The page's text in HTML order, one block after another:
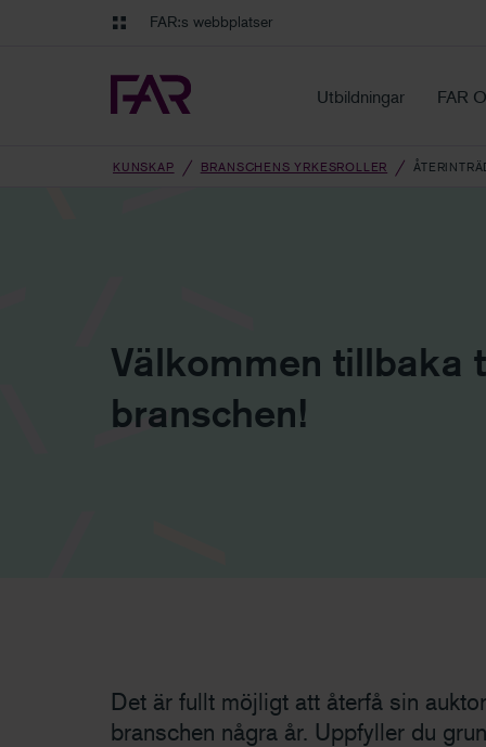
Gå till navigation FAR:s webbplatser
Utbildningar FAR
KUNSKAP BRANSCHENS YRKESROLLER
Välkommen tillbaka
branschen!
Det är fullt möjligt att återfå sin
branschen några år. Uppfyller du